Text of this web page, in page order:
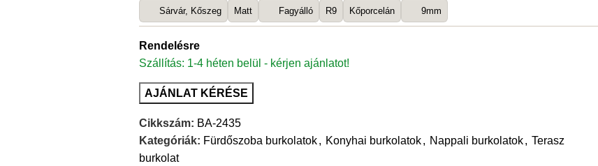
Sárvár, Kőszeg Matt Fagyálló R9 Kőporcelán 9mm
Rendelésre
Szállítás: 1-4 héten belül - kérjen ajánlatot!
AJÁNLAT KÉRÉSE
Cikkszám: BA-2435
Kategóriák: Fürdőszoba burkolatok, Konyhai burkolatok, Nappali burkolatok, Terasz
burkolat